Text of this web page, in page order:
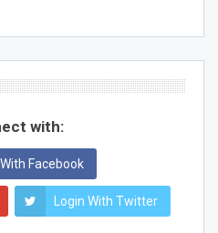
with:
With Facebook
Login With Twitter